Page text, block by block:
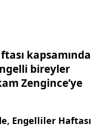
kapsamında
bireyler
Zengince’ye
Engelliler Haftası